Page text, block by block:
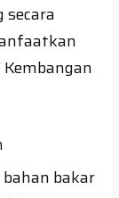
bakar